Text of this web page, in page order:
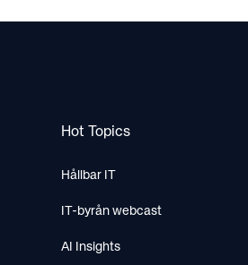
Hot Topics
Hållbar IT
IT-byrån webcast
AI Insights